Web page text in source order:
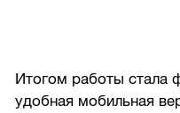
Итогом работы стала
удобная мобильная